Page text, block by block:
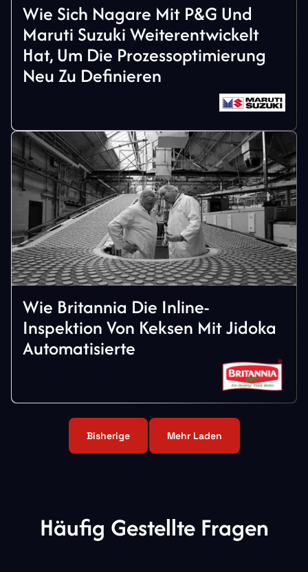
Wie Sich Nagare Mit P&G Und
Maruti Suzuki Weiterentwickelt
Hat, Um Die Prozessoptimierung
Neu Zu Definieren
Wie Britannia Die Inline-
Inspektion Von Keksen Mit Jidoka
Automatisierte
Bisherige Mehr Laden
Häufig Gestellte Fragen